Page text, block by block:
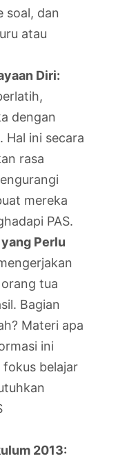
soal, dan
atau
Diri:
dengan
Hal ini secara
rasa
mereka
PAS.
Perlu
tua
Bagian
Materi apa
ini
belajar
2013: